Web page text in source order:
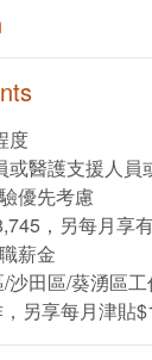
度
或醫護支援人員
優先考慮
，另每月享
薪金
沙田區/葵湧區
另享每月津貼